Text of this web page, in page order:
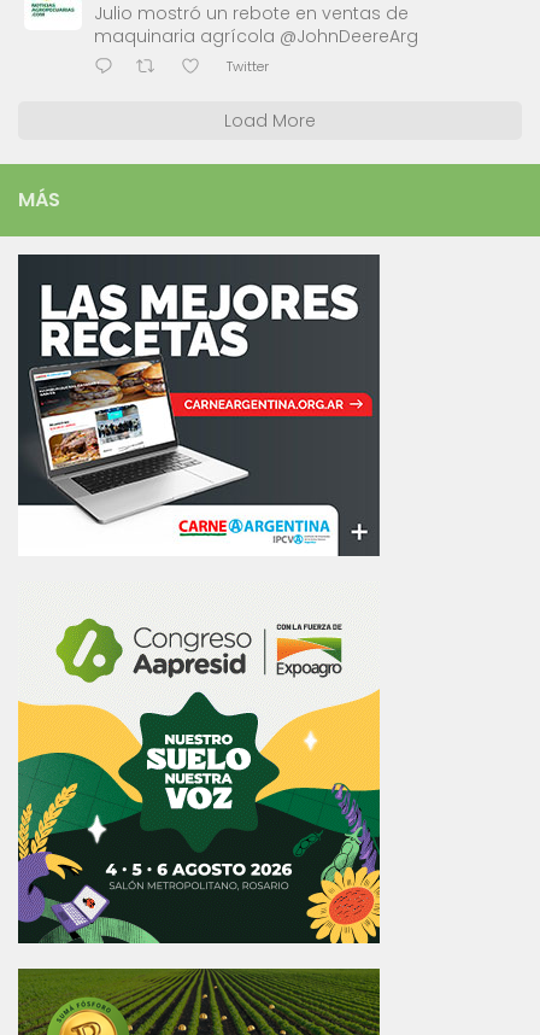
Julio mostró un rebote en ventas de
maquinaria agrícola @JohnDeereArg
Twitter
Load More
MÁS